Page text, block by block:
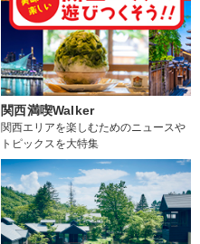
関西満喫Walker
関西エリアを楽しむためのニュースや
トピックスを大特集